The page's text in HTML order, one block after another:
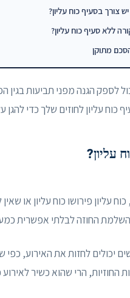
צורך בסעיף כוח עליון?
ללא סעיף כוח עליון?
מתוקן
לספק הגנה מפני תביעות
כוח עליון לחוזים שלך כדי להגן
עליון?
עליון פירושו כוח עליון או
החוזה לבלתי אפשרית
יכולים לחזות את האירוע,
החוזיות, הרי שהוא כשיר לאירוע